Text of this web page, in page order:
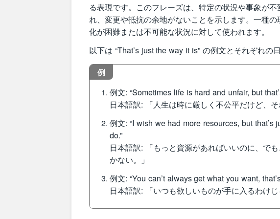
る表現です。このフレーズは、特定の状況や事象が
れ、変更や抵抗の余地がないことを示します。一種
化が困難または不可能な状況に対して使われます。
以下は “That’s just the way it is” の例文とそれぞれの
例
例文: “Sometimes life is hard and unfair, but
日本語訳: 「人生は時に厳しく不公平だけど、そ
例文: “I wish we had more resources, but
do.”
日本語訳: 「もっと資源があればいいのに、で
かない。」
例文: “You can’t always get what you want,
日本語訳: 「いつも欲しいものが手に入るわけ